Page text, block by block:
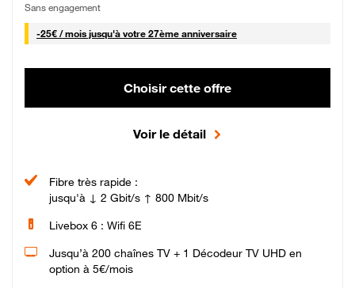
Sans engagement
-25€ / mois25 € par mois
jusqu'à votre 27ème anniversaire
Choisir cette offre
Voir le détail
Fibre très rapide :
jusqu'à ↓ 2 Gbit/s ↑ 800 Mbit/s
Livebox 6 : Wifi 6E
Jusqu’à 200 chaînes TV + 1 Décodeur TV UHD en
option à 5€/mois